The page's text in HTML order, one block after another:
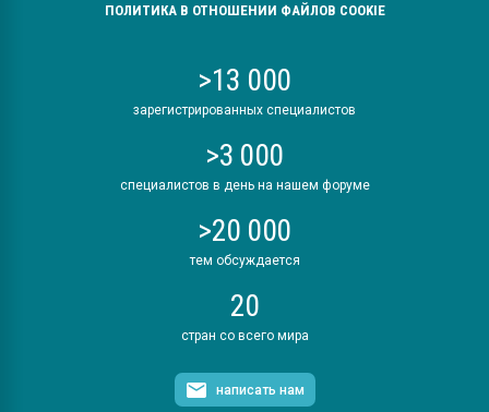
ПОЛИТИКА В ОТНОШЕНИИ ФАЙЛОВ COOKIE
>13 000
зарегистрированных специалистов
>3 000
специалистов в день на нашем форуме
>20 000
тем обсуждается
20
стран со всего мира
написать нам